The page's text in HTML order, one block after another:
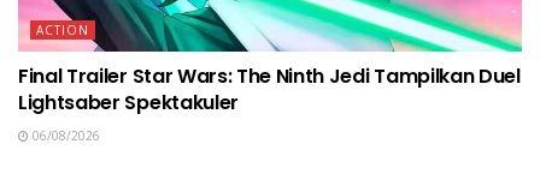
ACTION
Final Trailer Star Wars: The Ninth Jedi Tampilkan Duel
Lightsaber Spektakuler
06/08/2026